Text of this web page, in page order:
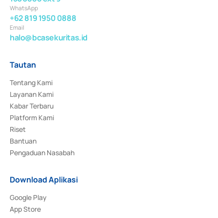
WhatsApp
+62 819 1950 0888
Email
halo@bcasekuritas.id
Tautan
Tentang Kami
Layanan Kami
Kabar Terbaru
Platform Kami
Riset
Bantuan
Pengaduan Nasabah
Download Aplikasi
Google Play
App Store